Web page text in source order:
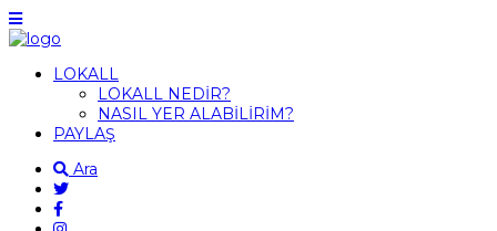
LOKALL
LOKALL NEDİR?
NASIL YER ALABİLİRİM?
PAYLAŞ
Ara